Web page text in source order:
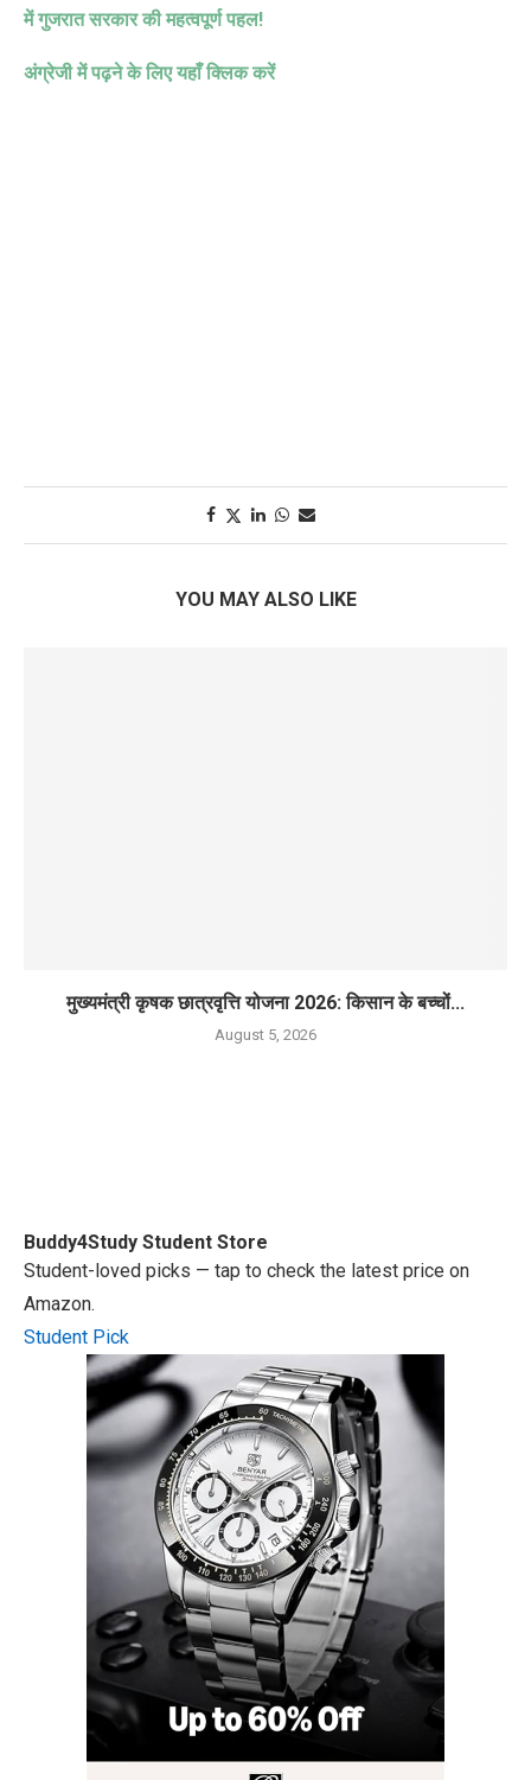
में गुजरात सरकार की महत्वपूर्ण पहल!
अंग्रेजी में पढ़ने के लिए यहाँ क्लिक करें
YOU MAY ALSO LIKE
मुख्यमंत्री कृषक छात्रवृत्ति योजना 2026: किसान के बच्चों...
August 5, 2026
Buddy4Study Student Store
Student-loved picks — tap to check the latest price on
Amazon.
Student Pick